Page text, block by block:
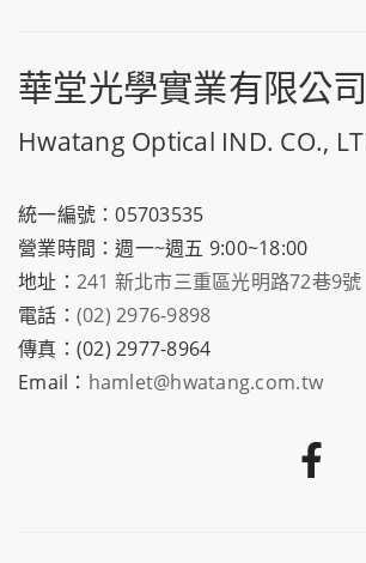
華堂光學實業有限公司
Hwatang Optical IND. CO.,
統一編號：05703535
營業時間：週一~週五 9:00~18:00
地址： 241 新北市三重區光明路72巷9號
電話： (02) 2976-9898
傳真：(02) 2977-8964
Email： hamlet@hwatang.com.tw